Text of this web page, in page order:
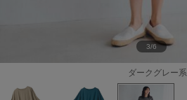
ダークグレー系
3/6